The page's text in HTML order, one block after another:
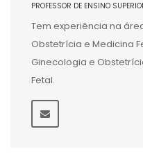
PROFESSOR DE ENSINO
Tem experiência na
Obstetrícia e Medicina
Ginecologia e
Fetal.